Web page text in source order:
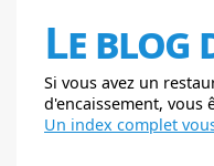
Le blog
Si vous avez un
d'encaissement, vous
Un index complet